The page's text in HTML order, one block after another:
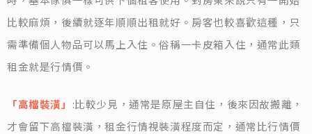
比較麻煩，後續就逐年順順出租就好。房客也較喜歡這種，只
需準備個人物品可以馬上入住。俗稱一卡皮箱入住，通常此類
租金就是行情價。
「高檔裝潢」 :比較少見，通常是原屋主自住，後來因故搬離，
才會留下高檔裝潢，租金行情視裝潢程度而定，通常比行情價